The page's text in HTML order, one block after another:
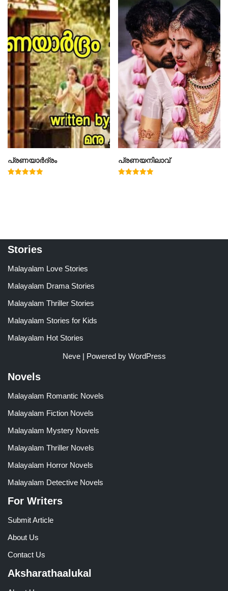
പ്രണയാർദ്രം പ്രണയനിലാവ്
Stories
Malayalam Love Stories
Malayalam Drama Stories
Malayalam Thriller Stories
Malayalam Stories for Kids
Malayalam Hot Stories
Neve| Powered by WordPress
Novels
Malayalam Romantic Novels
Malayalam Fiction Novels
Malayalam Mystery Novels
Malayalam Thriller Novels
Malayalam Horror Novels
Malayalam Detective Novels
For Writers
Submit Article
About Us
Contact Us
Aksharathaalukal